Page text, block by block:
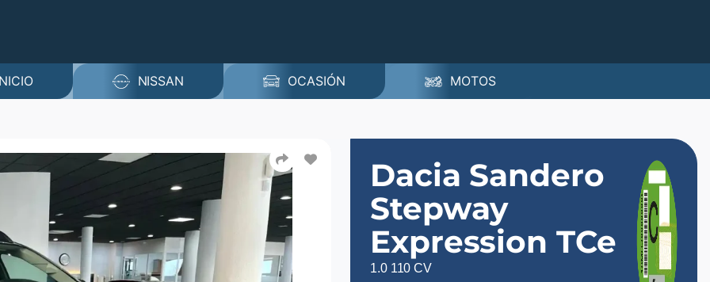
NISSAN OCASIÓN MOTOS
Dacia Sandero
Stepway
Expression TCe
1.0 110 CV